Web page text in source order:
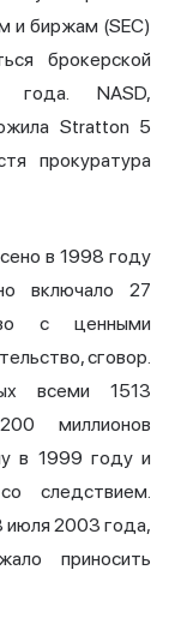
и биржам (SEC)
брокерской
NASD,
Stratton 5
прокуратура
в 1998 году
включало 27
с ценными
сговор.
всеми 1513
миллионов
в 1999 году и
следствием.
июля 2003 года,
приносить